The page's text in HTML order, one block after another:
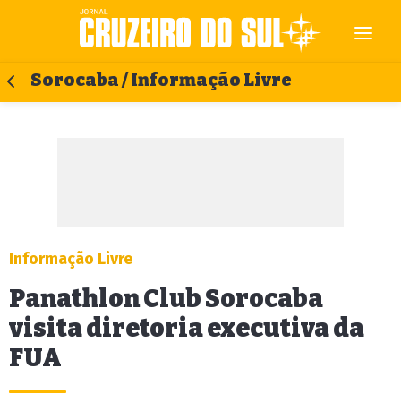
Sorocaba / Informação Livre
Informação Livre
Panathlon Club Sorocaba
visita diretoria executiva da
FUA